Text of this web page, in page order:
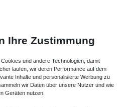
Ihre Zustimmung
und andere Technologien, damit
laufen, wir deren Performance auf dem
Inhalte und personalisierte Werbung zu
wir Daten über unsere Nutzer und wie
Geräten nutzen.